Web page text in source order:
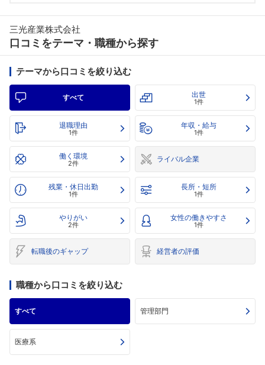
三光産業株式会社
口コミをテーマ・職種から探す
テーマから口コミを絞り込む
すべて 出世
1件
退職理由
1件
年収・給与
1件
働く環境
2件 ライバル企業
残業・休日出勤
1件
長所・短所
1件
やりがい
2件
女性の働きやすさ
1件
転職後のギャップ 経営者の評価
職種から口コミを絞り込む
すべて 管理部門
医療系